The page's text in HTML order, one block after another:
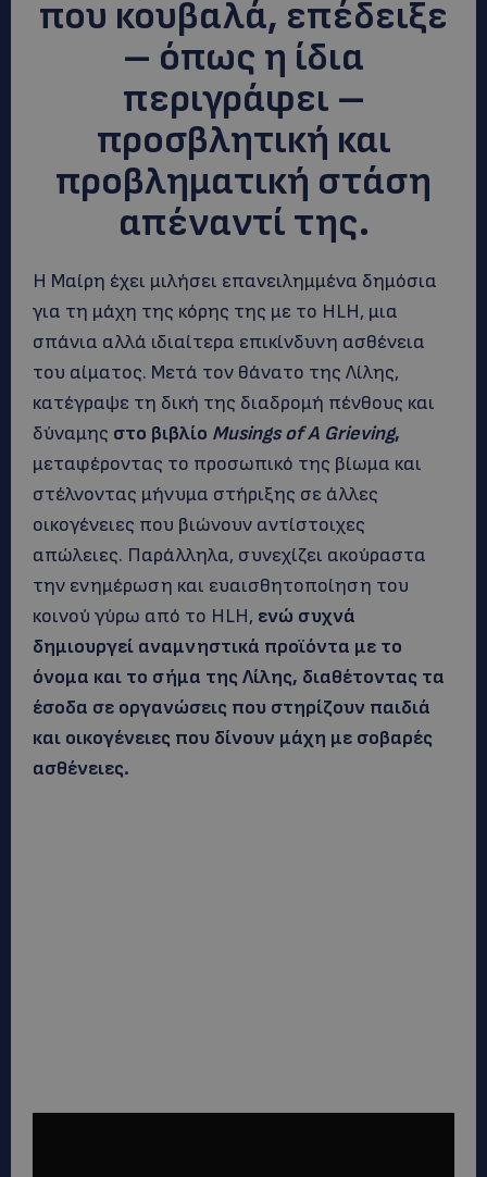
που κουβαλά, επέδειξε
– όπως η ίδια
περιγράφει –
προσβλητική και
προβληματική στάση
απέναντί της.
Η Μαίρη έχει μιλήσει επανειλημμένα δημόσια
για τη μάχη της κόρης της με το HLH, μια
σπάνια αλλά ιδιαίτερα επικίνδυνη ασθένεια
του αίματος. Μετά τον θάνατο της Λίλης,
κατέγραψε τη δική της διαδρομή πένθους και
δύναμης στο βιβλίο Musings of A Grieving,
μεταφέροντας το προσωπικό της βίωμα και
στέλνοντας μήνυμα στήριξης σε άλλες
οικογένειες που βιώνουν αντίστοιχες
απώλειες. Παράλληλα, συνεχίζει ακούραστα
την ενημέρωση και ευαισθητοποίηση του
κοινού γύρω από το HLH, ενώ συχνά
δημιουργεί αναμνηστικά προϊόντα με το
όνομα και το σήμα της Λίλης, διαθέτοντας τα
έσοδα σε οργανώσεις που στηρίζουν παιδιά
και οικογένειες που δίνουν μάχη με σοβαρές
ασθένειες.